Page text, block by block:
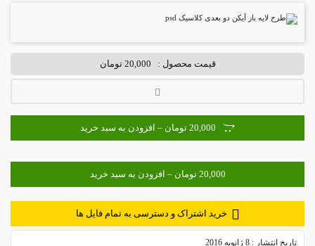
قیمت محصول : 20,000 تومان
20,000 تومان – افزودن به سبد خرید
خرید اشتراک و دسترسی به تمام فایل ها
تاریخ انتشار : 8 ژانویه 2016